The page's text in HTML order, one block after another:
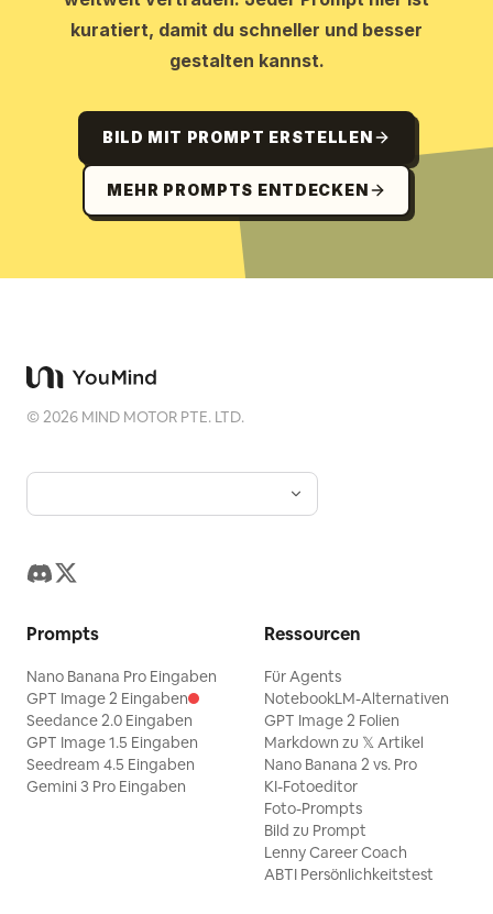
kuratiert, damit du schneller und besser
gestalten kannst.
BILD MIT PROMPT ERSTELLEN
MEHR PROMPTS ENTDECKEN
©2026 MIND MOTOR PTE. LTD.
Prompts
Nano Banana Pro Eingaben
GPT Image 2 Eingaben
Seedance 2.0 Eingaben
GPT Image 1.5 Eingaben
Seedream 4.5 Eingaben
Gemini 3 Pro Eingaben
Ressourcen
Für Agents
NotebookLM-Alternativen
GPT Image 2 Folien
Markdown zu 𝕏 Artikel
Nano Banana 2 vs. Pro
KI-Fotoeditor
Foto-Prompts
Bild zu Prompt
Lenny Career Coach
ABTI Persönlichkeitstest